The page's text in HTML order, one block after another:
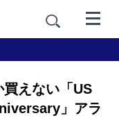
えない「US
」アラ